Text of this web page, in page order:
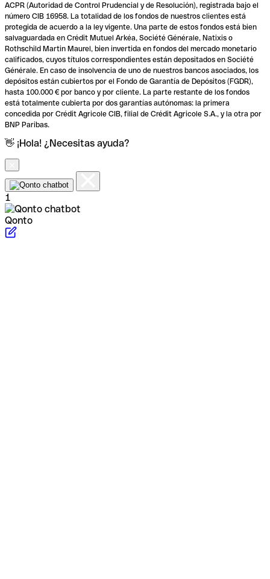
ACPR (Autoridad de Control Prudencial y de Resolución), registrada bajo el
número CIB 16958. La totalidad de los fondos de nuestros clientes está
protegida de acuerdo a la ley vigente. Una parte de estos fondos está bien
salvaguardada en Crédit Mutuel Arkéa, Société Générale, Natixis o
Rothschild Martin Maurel, bien invertida en fondos del mercado monetario
calificados, cuyos títulos correspondientes están depositados en Société
Générale. En caso de insolvencia de uno de nuestros bancos asociados, los
depósitos están cubiertos por el Fondo de Garantía de Depósitos (FGDR),
hasta 100.000 € por banco y por cliente. La parte restante de los fondos
está totalmente cubierta por dos garantías autónomas: la primera
concedida por Crédit Agricole CIB, filial de Crédit Agricole S.A., y la otra por
BNP Paribas.
👋 ¡Hola! ¿Necesitas ayuda?
1
Qonto